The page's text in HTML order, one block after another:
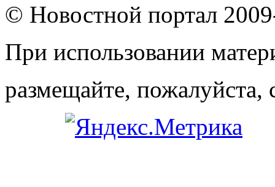
© Новостной портал
При использовании
размещайте, пожалуйста,